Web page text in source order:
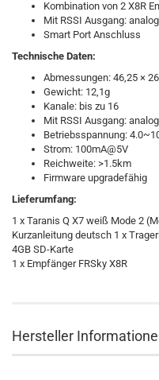
Kombination von 2 X8R
Mit RSSI Ausgang:
Smart Port Anschluss
Technische Daten:
Abmessungen: 46,25 ×
Gewicht: 12,1g
Kanale: bis zu 16
Mit RSSI Ausgang:
Betriebsspannung:
Strom: 100mA@5V
Reichweite: >1.5km
Firmware upgradefähig
Lieferumfang:
1 x Taranis Q X7 weiß Mode 2
Kurzanleitung deutsch 1 x
4GB SD-Karte
1 x Empfänger FRSky X8R
Hersteller